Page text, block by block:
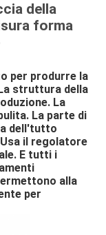
della
forma
per produrre la
struttura della
La
La parte di
dell'tutto
il regolatore
E tutti i
alla
per